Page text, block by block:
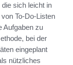
die sich leicht in
To-Do-Listen
Aufgaben zu
bei der
eingeplant
nützliches